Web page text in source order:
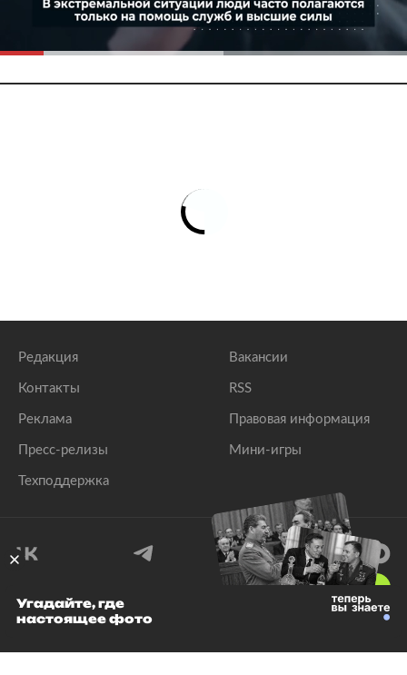
Редакция
Контакты
Реклама
Пресс-релизы
Техподдержка
Вакансии
RSS
Правовая информация
Мини-игры
© 1999–2026 Все права защищены.
Угадайте, где
настоящее фото